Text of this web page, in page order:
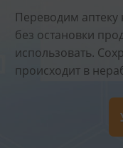
Переводим
без остановки
использовать.
происходит в